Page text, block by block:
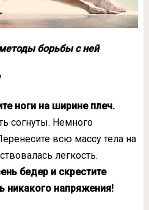
борьбы с ней
ноги на ширине плеч.
согнуты. Немного
всю массу тела на
легкость.
бедер и скрестите
напряжения!